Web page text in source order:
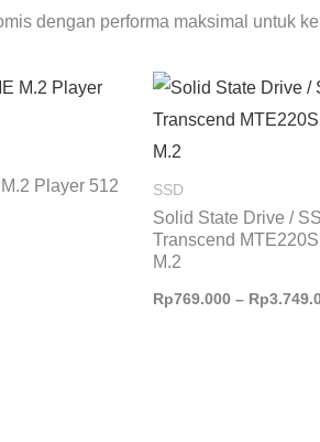
dengan performa maksimal untuk
Player 512
SSD
Solid State Drive /
Transcend
M.2
Rp769.000 – Rp